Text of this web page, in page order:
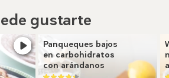
gustarte
Panqueques bajos
en carbohidratos
con arándanos